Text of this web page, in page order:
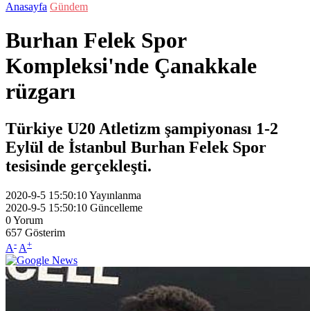
Anasayfa Gündem
Burhan Felek Spor
Kompleksi'nde Çanakkale
rüzgarı
Türkiye U20 Atletizm şampiyonası 1-2
Eylül de İstanbul Burhan Felek Spor
tesisinde gerçekleşti.
2020-9-5 15:50:10Yayınlanma
2020-9-5 15:50:10 Güncelleme
0Yorum
657 Gösterim
A- A+